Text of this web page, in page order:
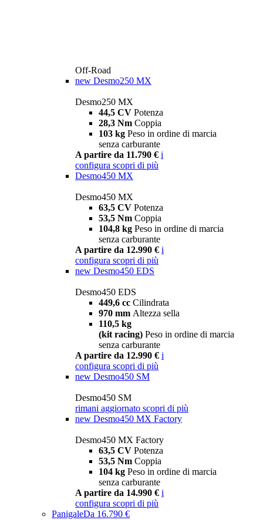
Off-Road
new Desmo250 MX
Desmo250 MX
44,5 CV Potenza
28,3 Nm Coppia
103 kg Peso in ordine di marcia
senza carburante
A partire da 11.790 € i
configura scopri di più
Desmo450 MX
Desmo450 MX
63,5 CV Potenza
53,5 Nm Coppia
104,8 kg Peso in ordine di marcia
senza carburante
A partire da 12.990 € i
configura scopri di più
new Desmo450 EDS
Desmo450 EDS
449,6 cc Cilindrata
970 mm Altezza sella
110,5 kg
(kit racing) Peso in ordine di marcia
senza carburante
A partire da 12.990 € i
configura scopri di più
new Desmo450 SM
Desmo450 SM
rimani aggiornato scopri di più
new Desmo450 MX Factory
Desmo450 MX Factory
63,5 CV Potenza
53,5 Nm Coppia
104 kg Peso in ordine di marcia
senza carburante
A partire da 14.990 € i
configura scopri di più
PanigaleDa 16.790 €